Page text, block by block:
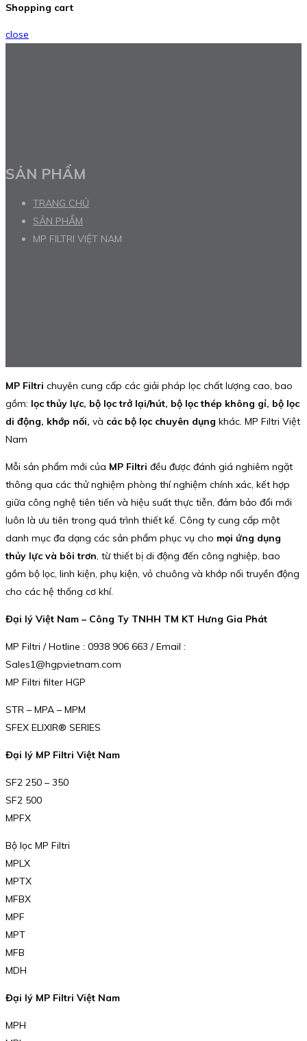
Shopping cart
close
SẢN PHẨM
TRANG CHỦ
SẢN PHẨM
MP FILTRI VIỆT NAM
MP Filtri chuyên cung cấp các giải pháp lọc chất lượng cao, bao
gồm: lọc thủy lực, bộ lọc trở lại/hút, bộ lọc thép không gỉ, bộ lọc
di động, khớp nối, và các bộ lọc chuyên dụng khác. MP Filtri Việt
Nam
Mỗi sản phẩm mới của MP Filtri đều được đánh giá nghiêm ngặt
thông qua các thử nghiệm phòng thí nghiệm chính xác, kết hợp
giữa công nghệ tiên tiến và hiệu suất thực tiễn, đảm bảo đổi mới
luôn là ưu tiên trong quá trình thiết kế. Công ty cung cấp một
danh mục đa dạng các sản phẩm phục vụ cho mọi ứng dụng
thủy lực và bôi trơn, từ thiết bị di động đến công nghiệp, bao
gồm bộ lọc, linh kiện, phụ kiện, vỏ chuông và khớp nối truyền động
cho các hệ thống cơ khí.
Đại lý Việt Nam – Công Ty TNHH TM KT Hưng Gia Phát
MP Filtri / Hotline : 0938 906 663 / Email :
Sales1@hgpvietnam.com
MP Filtri filter HGP
STR – MPA – MPM
SFEX ELIXIR® SERIES
Đại lý MP Filtri Việt Nam
SF2 250 – 350
SF2 500
MPFX
Bộ lọc MP Filtri
MPLX
MPTX
MFBX
MPF
MPT
MFB
MDH
Đại lý MP Filtri Việt Nam
MPH